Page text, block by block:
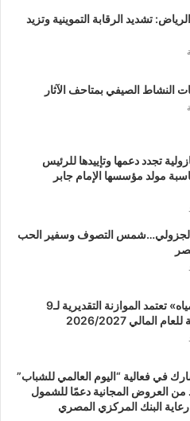
تشديد الرقابة التموينية وتزيد
النشاط الصيفي بمتاحف الآثار
تجدد دعمها وتإييدها للرئيس
مولد مؤسسها الإمام جابر
الجزولي…شمس التصوف وسفير الحب
«القابضة للمياه» تعتمد الموازنة التقديرية لـ9
المالي 2026/2027
في فعالية “اليوم العالمي للشباب”
من العروض المجانية دعمًا للشمول
البنك المركزي المصري